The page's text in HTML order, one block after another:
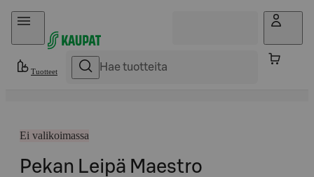
Hyppää sisältöön
Tuotteet
Ei valikoimassa
Pekan Leipä Maestro